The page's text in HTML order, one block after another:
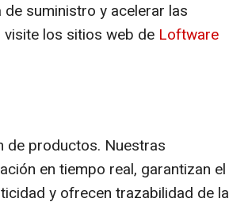
suministro y acelerar las
los sitios web de Loftware
de productos. Nuestras
en tiempo real, garantizan el
y ofrecen trazabilidad de la